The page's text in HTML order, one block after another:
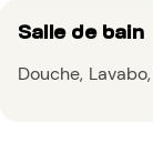
Salle de bain
Douche Lavabo